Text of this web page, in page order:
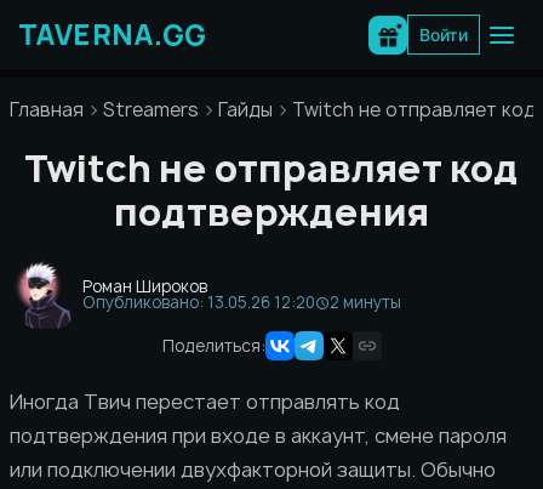
содержимому
Войти
Главная Streamers Гайды Twitch не отправляет
Twitch не отправляет код
подтверждения
Роман Широков
Опубликовано: 13.05.26 12:20
2 минуты
Поделиться:
Иногда Твич перестает отправлять код
подтверждения при входе в аккаунт, смене пароля
или подключении двухфакторной защиты. Обычно